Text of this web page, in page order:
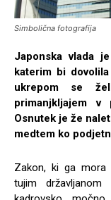
Simbolična fotografija
Japonska vlada
katerim bi
ukrepom se
primanjkljajem v
Osnutek je že
medtem ko
Zakon, ki ga mora
tujim